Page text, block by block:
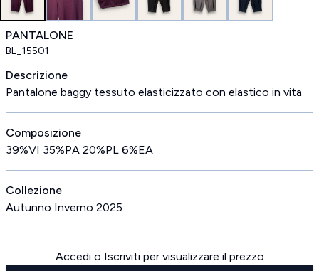
PANTALONE
BL_15501
Descrizione
Pantalone baggy tessuto elasticizzato con elastico in vita
Composizione
39%VI 35%PA 20%PL 6%EA
Collezione
Autunno Inverno 2025
Accedi o Iscriviti per visualizzare il prezzo